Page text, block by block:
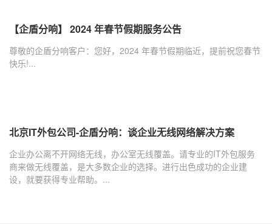
【企盾分响】 2024 年春节假期服务公告
尊敬的企盾分响客户：您好，2024 年春节假期临近，提前祝您春节
快乐!...
北京IT外包公司-企盾分响：谈企业无线网络解决方案
企业办公离不开网络无线，办公室无线覆盖。请专业的IT外包服务
商来做无线覆盖，是大多数企业的选择。进行出色成功的企业建
设，就要获得专业帮助。...